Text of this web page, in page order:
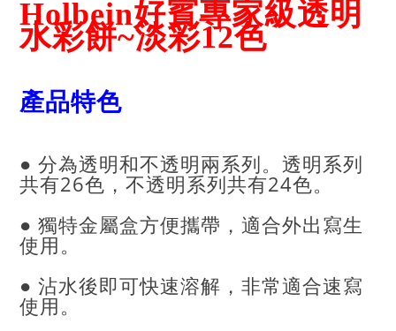
Holbein好賓專家級透明
水彩餅~淡彩12色
產品特色
● 分為透明和不透明兩系列。透明系列
共有26色，不透明系列共有24色。
● 獨特金屬盒方便攜帶，適合外出寫生
使用。
● 沾水後即可快速溶解，非常適合速寫
使用。